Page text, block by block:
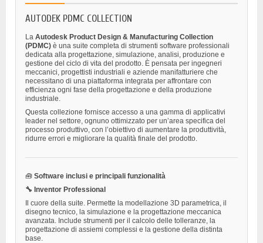
AUTODEK PDMC COLLECTION
La Autodesk Product Design & Manufacturing Collection
(PDMC) è una suite completa di strumenti software professionali
dedicata alla progettazione, simulazione, analisi, produzione e
gestione del ciclo di vita del prodotto. È pensata per ingegneri
meccanici, progettisti industriali e aziende manifatturiere che
necessitano di una piattaforma integrata per affrontare con
efficienza ogni fase della progettazione e della produzione
industriale.
Questa collezione fornisce accesso a una gamma di applicativi
leader nel settore, ognuno ottimizzato per un’area specifica del
processo produttivo, con l’obiettivo di aumentare la produttività,
ridurre errori e migliorare la qualità finale del prodotto.
🧰 Software inclusi e principali funzionalità
🔧 Inventor Professional
Il cuore della suite. Permette la modellazione 3D parametrica, il
disegno tecnico, la simulazione e la progettazione meccanica
avanzata. Include strumenti per il calcolo delle tolleranze, la
progettazione di assiemi complessi e la gestione della distinta
base.